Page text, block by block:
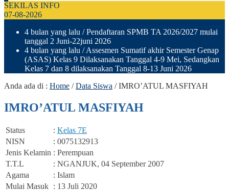
SEKILAS INFO
07-08-2026
4 bulan yang lalu / Pendaftaran SPMB TA 2026/2027 mulai
tanggal 2 Juni-22juni 2026
4 bulan yang lalu / Assesmen Sumatif akhir Semester Genap
(ASAS) Kelas 9 Dilaksanakan Tanggal 4-9 Mei, Sedangkan
Kelas 7 dan 8 dilaksanakan Tanggal 8-13 Juni 2026
Anda ada di : Home /Data Siswa /IMRO’ATUL MASFIYAH
IMRO’ATUL MASFIYAH
Status : Kelas 7E
NISN
: 0075132913
Jenis Kelamin : Perempuan
T.T.L
: NGANJUK, 04 September 2007
Agama
: Islam
Mulai Masuk : 13 Juli 2020